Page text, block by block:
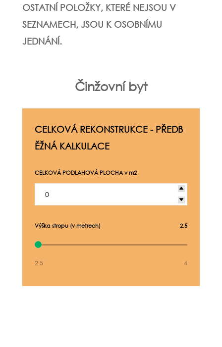
OSTATNÍ POLOŽKY, KTERÉ NEJSOU V
SEZNAMECH, JSOU K OSOBNÍMU
JEDNÁNÍ.
Činžovní byt
CELKOVÁ REKONSTRUKCE - PŘEDB
ĚŽNÁ KALKULACE
CELKOVÁ PODLAHOVÁ PLOCHA v m2
Výška stropu (v metrech) 2.5
2.5 4